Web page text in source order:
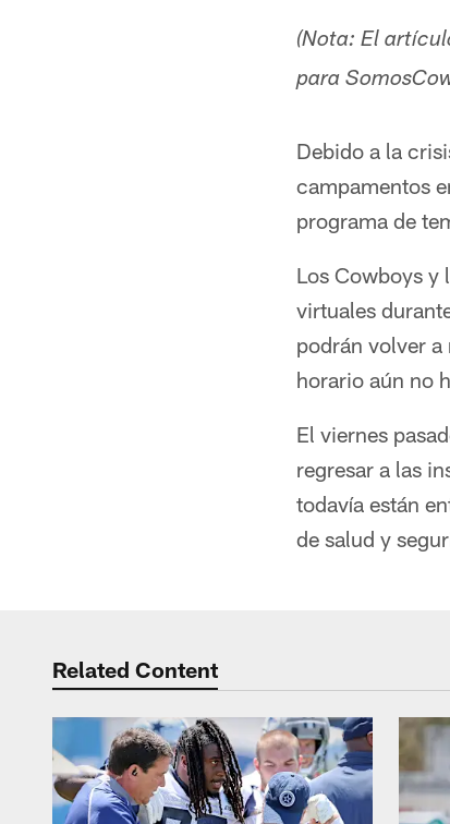
(Nota: El
para
Debido a la
campamentos
programa de
Los Cowboys y
virtuales
podrán volver
horario aún no
El viernes
regresar a las
todavía están
de salud y
Related Content